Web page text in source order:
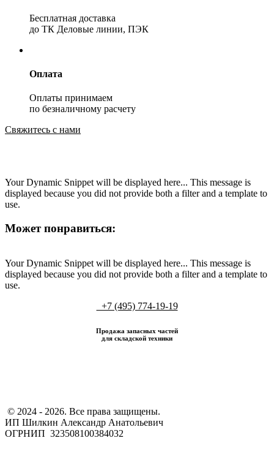
Бесплатная доставка
до ТК Деловые линии, ПЭК
Оплата
Оплаты принимаем
по безналичному расчету
Свяжитесь с нами
Your Dynamic Snippet will be displayed here... This message is
displayed because you did not provide both a filter and a template to
use.
Может понравиться:
Your Dynamic Snippet will be displayed here... This message is
displayed because you did not provide both a filter and a template to
use.
+7 (495) 774-19-19
Продажа запасных частей
для складской техники
​ © 2024 - 2026. Все права защищены.
ИП Шилкин Александр Анатольевич
ОГРНИП 323508100384032